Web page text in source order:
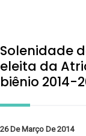
Solenidade
eleita da
biênio 2014-
26 De Março De 2014